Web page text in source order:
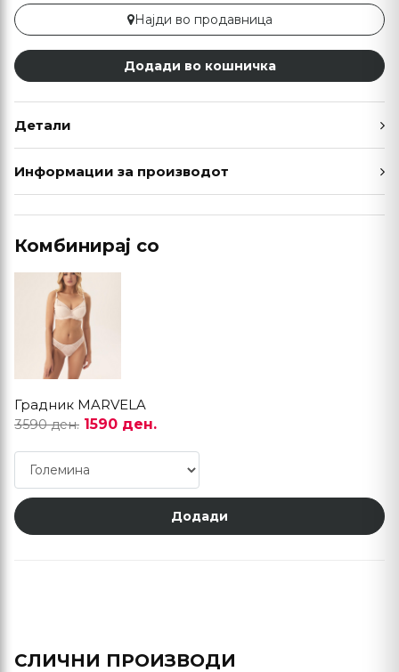
Најди во продавница
Додади во кошничка
Детали
Информации за производот
Комбинирај со
Градник MARVELA
3590 ден. 1590 ден.
Додади
СЛИЧНИ ПРОИЗВОДИ